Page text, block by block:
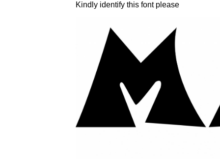
Kindly identify this font please